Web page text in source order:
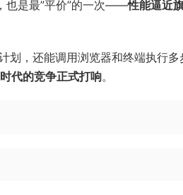
也是最”平价”的一次——性能逼近
划，还能调用浏览器和终端执行多
代的竞争正式打响。